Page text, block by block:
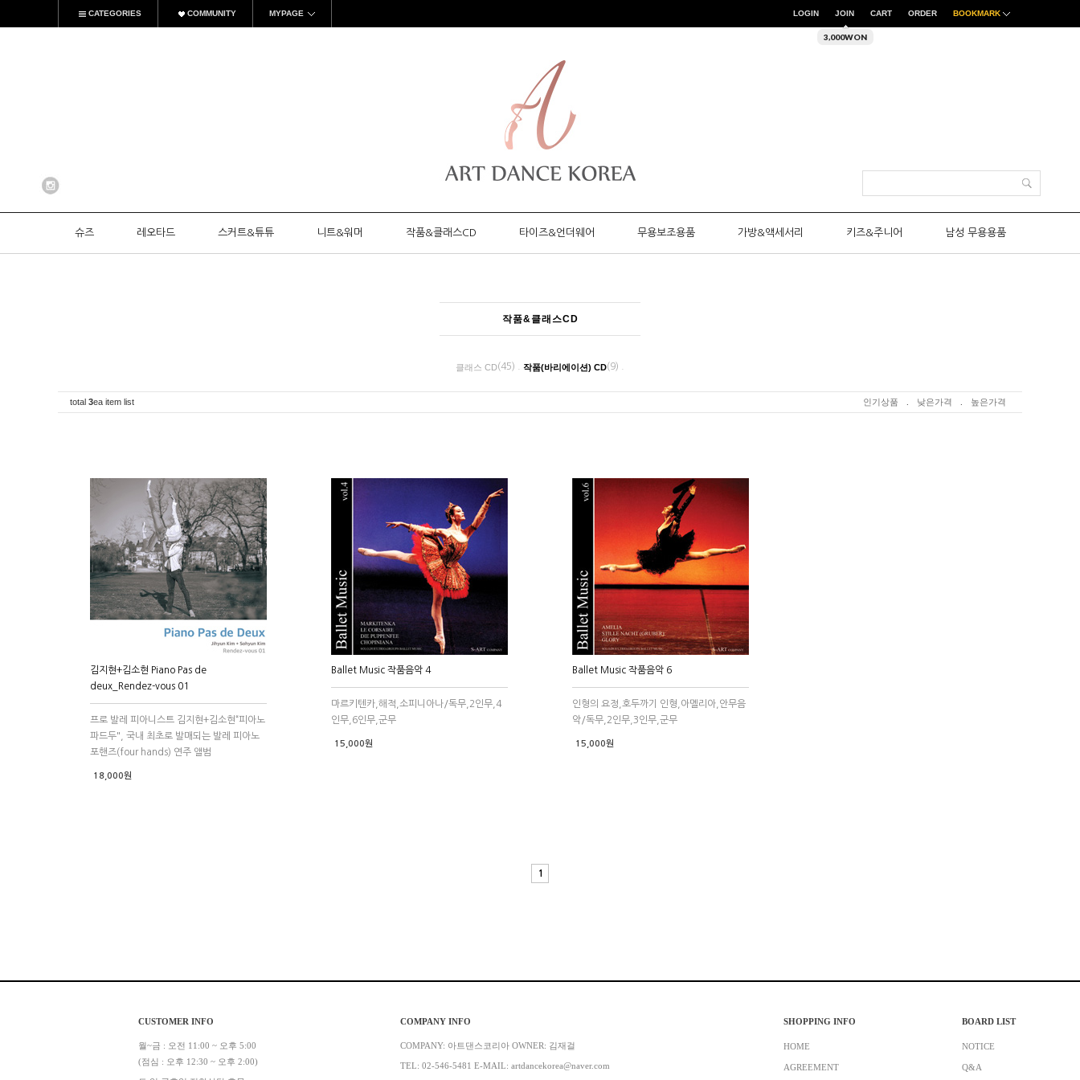
CATEGORIES COMMUNITY MYPAGE LOGIN JOIN
3,000WON
CART ORDER BOOKMARK
슈즈 레오타드 스커트&튜튜 니트&워머 작품&클래스CD 타이즈&언더웨어 무용보조용품 가방&액세서리 키즈&주니어 남성 무용용품
작품&클래스CD
클래스 CD(45) . 작품(바리에이션) CD(9) .
total 3ea item list 인기상품 낮은가격 높은가격
김지현+김소현 Piano Pas de
deux_Rendez-vous 01
프로 발레 피아니스트 김지현+김소현“피아노
파드두", 국내 최초로 발매되는 발레 피아노
포핸즈(four hands) 연주 앨범
18,000원
Ballet Music 작품음악 4
마르키텐카,해적,소피니아나/독무,2인무,4
인무,6인무,군무
15,000원
Ballet Music 작품음악 6
인형의 요정,호두까기 인형,아멜리아,안무음
악/독무,2인무,3인무,군무
15,000원
1
CUSTOMER INFO
월~금 : 오전 11:00 ~ 오후 5:00
(점심 : 오후 12:30 ~ 오후 2:00)
COMPANY INFO
COMPANY: 아트댄스코리아 OWNER: 김재걸
TEL: 02-546-5481 E-MAIL: artdancekorea@naver.com
SHOPPING INFO
HOME
AGREEMENT
BOARD LIST
NOTICE
Q&A